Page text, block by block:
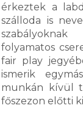
érkeztek a
szálloda is
folyamatos
fair play
ismerik
munkán kívül
főszezon előtti